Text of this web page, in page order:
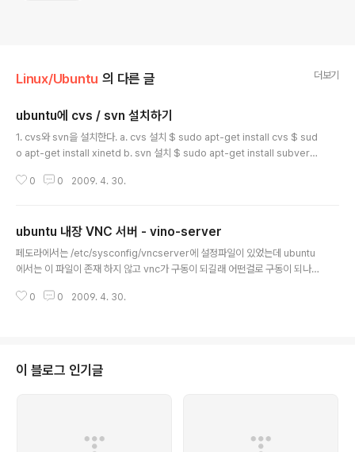
Linux/Ubuntu 의 다른 글 더보기
ubuntu에 cvs / svn 설치하기
1. cvs와 svn을 설치한다. a. cvs 설치 $ sudo apt-get install cvs $ sud
o apt-get install xinetd b. svn 설치 $ sudo apt-get install subversi
치 (cvs 계정에 사용할 암호 생성용) $ sudo apt-get install apache2-util
해준다. 그리고 보안을 위해서 로그인은 /usr/sbin/nologin으로 해준다. (페도
라는 경로가 ..
0 0 2009. 4. 30.
ubuntu 내장 VNC 서버 - vino-server
페도라에서는 /etc/sysconfig/vncserver에 설정파일이 있었는데 ubuntu
에서는 이 파일이 존재 하지 않고 vnc가 구동이 되길래 어떤걸로 구동이 되나
을 찾아 보니.. 2005년 KDLP문서에도 발견되는거 봐선... 오래전부터 있어왔
보안상의 헛점으로 인해 ssh tunnelling을 이용하여 localhost:0으로 접속을
하도록 한것인데, 이게 귀찮아서..
0 0 2009. 4. 30.
이 블로그 인기글